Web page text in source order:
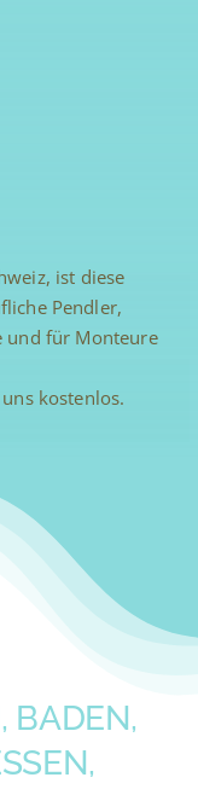
ist diese
Pendler,
und für Monteure
kostenlos.
BADEN,